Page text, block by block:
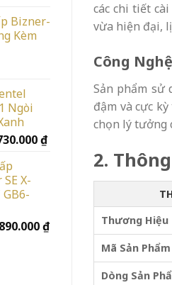
Bizner-
Kèm
Ngòi
₫Khoảng
630.000 ₫
X-
GB6-
Giá
890.000₫Giá
các chi tiết
vừa hiện đại,
Công
Sản phẩm sử
đậm và cực
chọn lý tưởng
2.
Thương Hiệu
Mã Sản Phẩm
Dòng Sản